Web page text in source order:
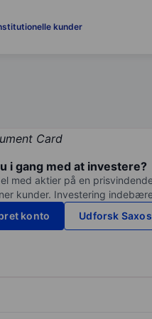
kunder
i gang med at investere?
med aktier på en
kunder. Investering
konto
Udforsk